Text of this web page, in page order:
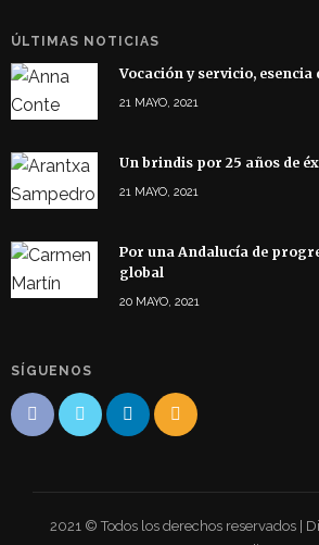
ÚLTIMAS NOTICIAS
Vocación y servicio,
21 MAYO, 2021
Un brindis por 25 años de
21 MAYO, 2021
Por una Andalucía de
global
20 MAYO, 2021
SÍGUENOS
2021 © Todos los derechos reservados |